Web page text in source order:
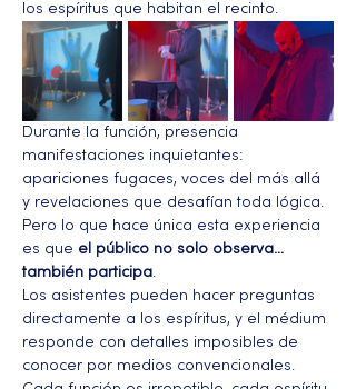
los espíritus que habitan el recinto.
Durante la función, presencia
manifestaciones inquietantes:
apariciones fugaces, voces del más allá
y revelaciones que desafían toda lógica.
Pero lo que hace única esta experiencia
es que el público no solo observa…
también participa
Los asistentes pueden hacer preguntas
directamente a los espíritus, y el médium
responde con detalles imposibles de
conocer por medios convencionales.